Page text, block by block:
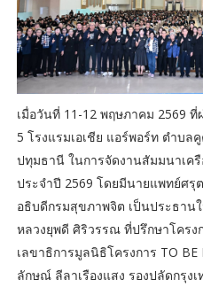
เมื่อวันที่ 11-12 พฤษภาคม 2569
5 โรงแรมเอเชีย แอร์พอร์ท ตำบล
ปทุมธานี ในการจัดงานสัมมนาเครื
ประจำปี 2569 โดยมีนายแพทย์ศ
อธิบดีกรมสุขภาพจิต เป็นประธาน
หลวงยุพดี ศิริวรรณ ที่ปรึกษาโครง
เลขาธิการมูลนิธิโครงการ TO
ลักษณ์ ลีลาเรืองแสง รองปลัดกรุ